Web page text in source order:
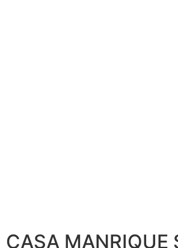
CASA MANRIQUE